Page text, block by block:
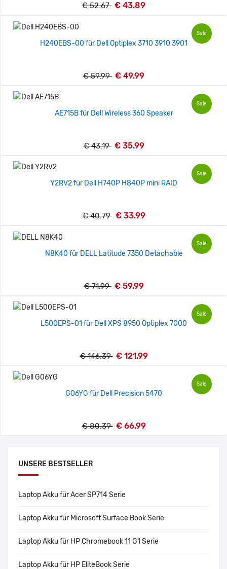
UNSERE BESTSELLER
Laptop Akku für Acer SP714 Serie
Laptop Akku für Microsoft Surface Book Serie
Laptop Akku für HP Chromebook 11 G1 Serie
Laptop Akku für HP EliteBook Serie
€ 52.67 € 43.89
Sale
H240EBS-00 für Dell Optiplex 3710 3910 3901
€ 59.99 € 49.99
Sale
AE715B für Dell Wireless 360 Speaker
€ 43.19 € 35.99
Sale
Y2RV2 für Dell H740P H840P mini RAID
€ 40.79 € 33.99
Sale
N8K40 für DELL Latitude 7350 Detachable
€ 71.99 € 59.99
Sale
L500EPS-01 für Dell XPS 8950 Optiplex 7000
€ 146.39 € 121.99
Sale
G06YG für Dell Precision 5470
€ 80.39 € 66.99